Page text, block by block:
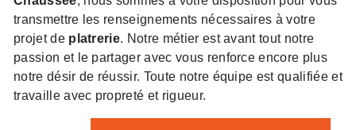
transmettre les renseignements nécessaires à votre
projet de platrerie. Notre métier est avant tout notre
passion et le partager avec vous renforce encore plus
notre désir de réussir. Toute notre équipe est qualifiée et
travaille avec propreté et rigueur.